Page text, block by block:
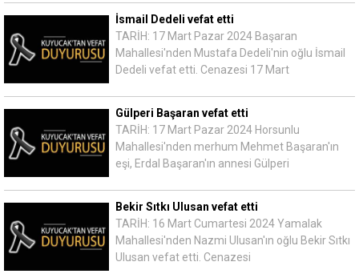
İsmail Dedeli vefat etti
TARİH: 17 Mart Pazar 2024 Başaran
Mahallesi'nden Mustafa Dedeli'nin oğlu İsmail
Dedeli vefat etti. Cenazesi 17 Mart
Gülperi Başaran vefat etti
TARİH: 17 Mart Pazar 2024 Horsunlu
Mahallesi'nden merhum Mehmet Başaran'ın
eşi, Erdal Başaran'ın annesi Gülperi
Bekir Sıtkı Ulusan vefat etti
TARİH: 16 Mart Cumartesi 2024 Yamalak
Mahallesi'nden Nazmi Ulusan'ın oğlu Bekir Sıtkı
Ulusan vefat etti. Cenazesi